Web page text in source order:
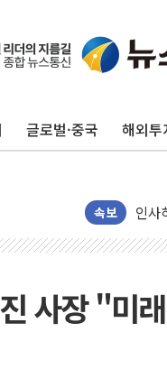
글로벌·중국 해외투
속보
포
[종
인천
인사
[속
[속
이번
사장 "미